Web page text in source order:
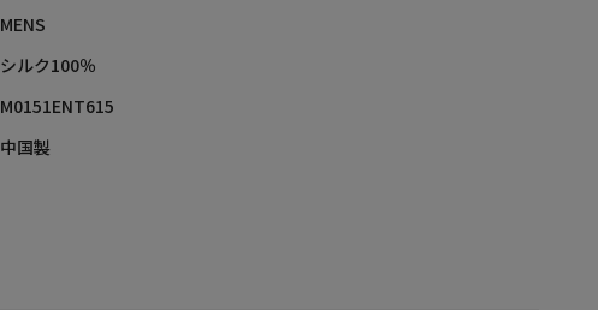
MENS
シルク100％
M0151ENT615
中国製